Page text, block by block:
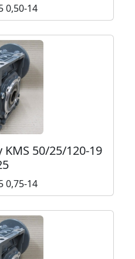
0,50-14
50/25/120-19
0,75-14